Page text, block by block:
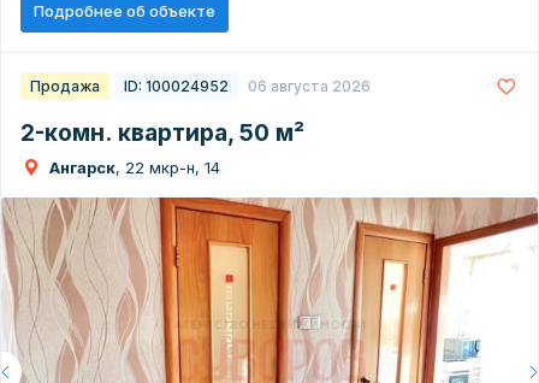
Подробнее об объекте
Продажа ID: 100024952 06 августа 2026
2-комн. квартира, 50 м²
Ангарск, 22 мкр-н, 14